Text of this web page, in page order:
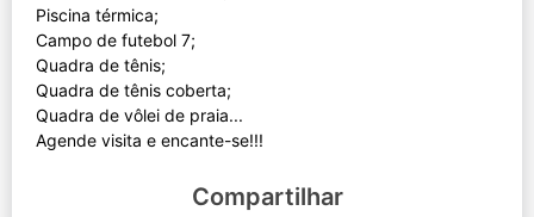
Piscina térmica;
Campo de futebol 7;
Quadra de tênis;
Quadra de tênis coberta;
Quadra de vôlei de praia...
Compartilhar